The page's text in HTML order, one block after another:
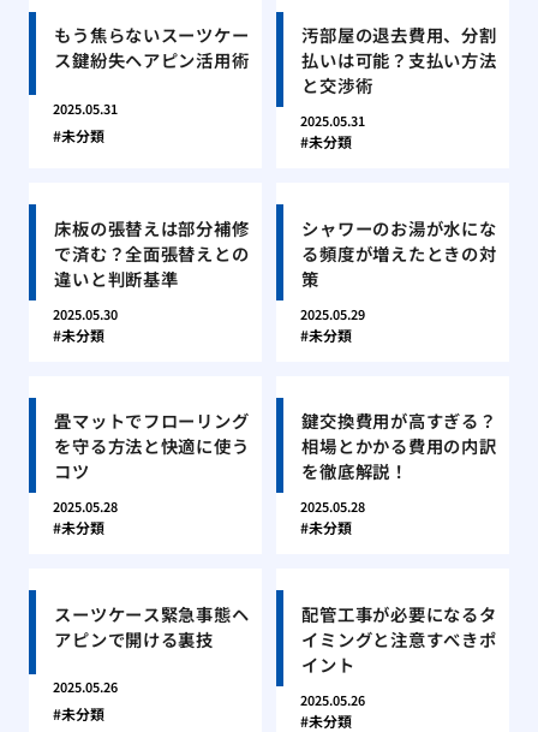
もう焦らないスーツケー
ス鍵紛失ヘアピン活用術
2025.05.31
未分類
汚部屋の退去費用、分割
払いは可能？支払い方法
と交渉術
2025.05.31
未分類
床板の張替えは部分補修
で済む？全面張替えとの
違いと判断基準
2025.05.30
未分類
シャワーのお湯が水にな
る頻度が増えたときの対
策
2025.05.29
未分類
畳マットでフローリング
を守る方法と快適に使う
コツ
2025.05.28
未分類
鍵交換費用が高すぎる？
相場とかかる費用の内訳
を徹底解説！
2025.05.28
未分類
スーツケース緊急事態ヘ
アピンで開ける裏技
2025.05.26
未分類
配管工事が必要になるタ
イミングと注意すべきポ
イント
2025.05.26
未分類